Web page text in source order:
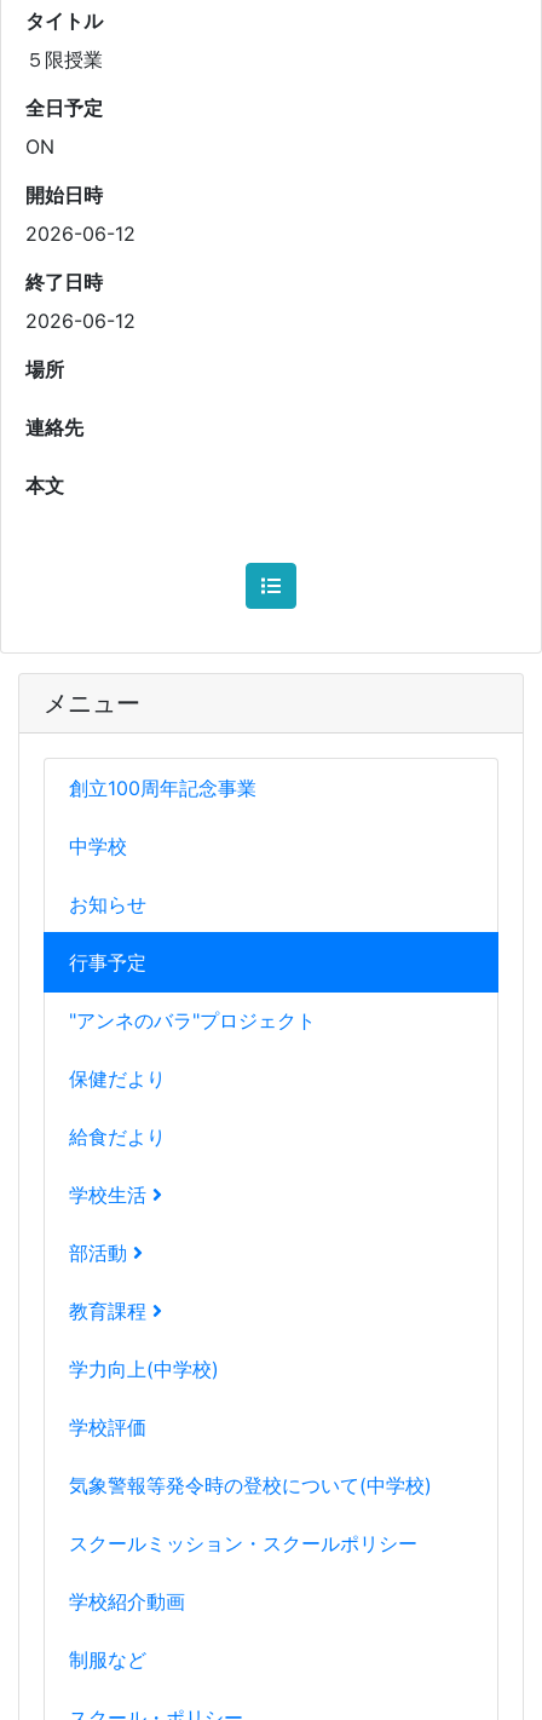
メニュー
創立100周年記念事業
中学校
お知らせ
行事予定
"アンネのバラ"プロジェクト
保健だより
給食だより
学校生活
部活動
教育課程
学力向上(中学校)
学校評価
気象警報等発令時の登校について(中学校)
スクールミッション・スクールポリシー
学校紹介動画
制服など
タイトル
５限授業
全日予定
ON
開始日時
2026-06-12
終了日時
2026-06-12
場所
連絡先
本文